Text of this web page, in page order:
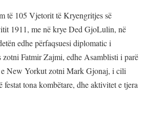
të 105 Vjetorit të Kryengritjes së
1911, me në krye Ded GjoLulin, në
edhe përfaqsuesi diplomatic i
zotni Fatmir Zajmi, edhe Asamblisti i parë
e New Yorkut zotni Mark Gjonaj, i cili
festat tona kombëtare, dhe aktivitet e tjera